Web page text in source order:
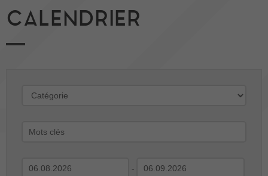
CALENDRIER
-